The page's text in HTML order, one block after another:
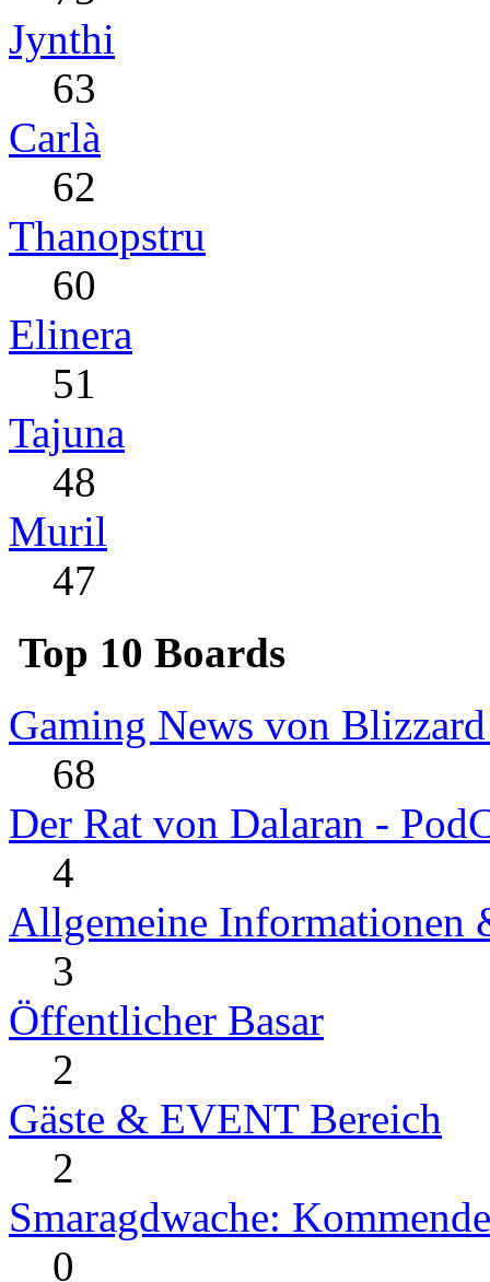
Jynthi
63
Carlà
62
Thanopstru
60
Elinera
51
Tajuna
48
Muril
47
Top 10 Boards
Gaming News von
68
Der Rat von Dalaran -
4
Allgemeine Informationen
3
Öffentlicher Basar
2
Gäste & EVENT Bereich
2
Smaragdwache:
0